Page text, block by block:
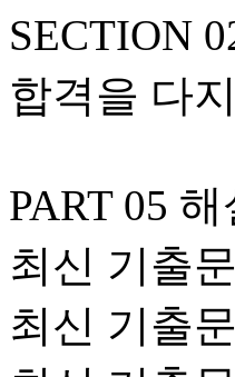
SECTION
합격을 다
PART 05
최신 기출
최신 기출